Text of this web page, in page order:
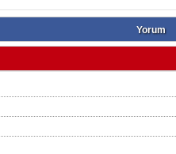
Yorum